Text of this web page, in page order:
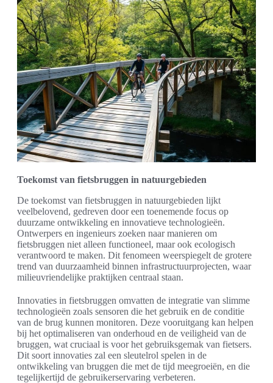
Toekomst van fietsbruggen in natuurgebieden
De toekomst van fietsbruggen in natuurgebieden lijkt
veelbelovend, gedreven door een toenemende focus op
duurzame ontwikkeling en innovatieve technologieën.
Ontwerpers en ingenieurs zoeken naar manieren om
fietsbruggen niet alleen functioneel, maar ook ecologisch
verantwoord te maken. Dit fenomeen weerspiegelt de grotere
trend van duurzaamheid binnen infrastructuurprojecten, waar
milieuvriendelijke praktijken centraal staan.
Innovaties in fietsbruggen omvatten de integratie van slimme
technologieën zoals sensoren die het gebruik en de conditie
van de brug kunnen monitoren. Deze vooruitgang kan helpen
bij het optimaliseren van onderhoud en de veiligheid van de
bruggen, wat cruciaal is voor het gebruiksgemak van fietsers.
Dit soort innovaties zal een sleutelrol spelen in de
ontwikkeling van bruggen die met de tijd meegroeiën, en die
tegelijkertijd de gebruikerservaring verbeteren.